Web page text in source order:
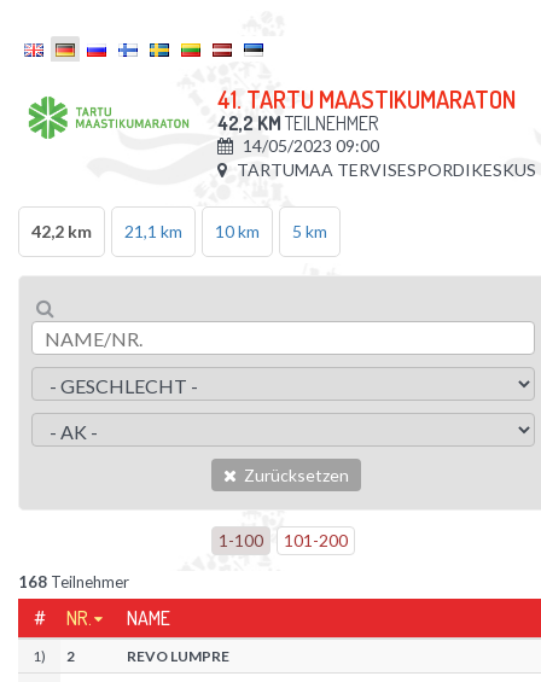
41. TARTU MAASTIKUMARATON
42,2 KM TEILNEHMER
14/05/2023 09:00
TARTUMAA TERVISESPORDIKESKUS
42,2 km 21,1 km 10 km 5 km
Zurücksetzen
1-100 101-200
168 Teilnehmer
# NR. NAME
1) 2
REVO LUMPRE